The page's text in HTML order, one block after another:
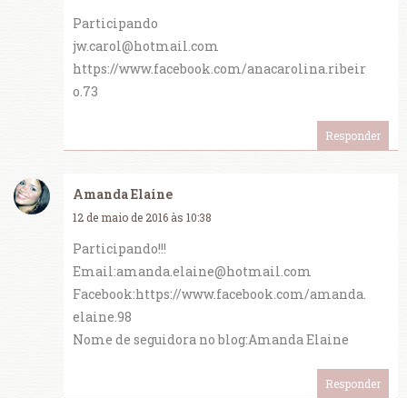
Participando
jw.carol@hotmail.com
https://www.facebook.com/anacarolina.ribeir
o.73
Responder
Amanda Elaine
12 de maio de 2016 às 10:38
Participando!!!
Email:amanda.elaine@hotmail.com
Facebook:https://www.facebook.com/amanda.
elaine.98
Nome de seguidora no blog:Amanda Elaine
Responder